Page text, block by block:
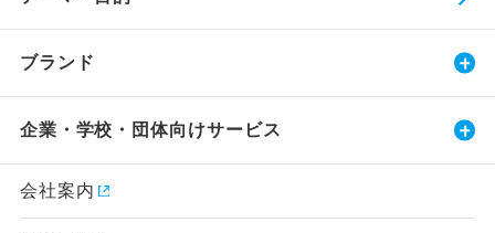
ブランド
企業・学校・団体向けサービス
会社案内